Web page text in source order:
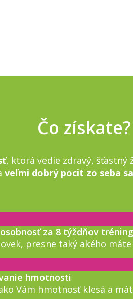
Čo získate?
, ktorá vedie zdravý, šťastný
veľmi dobrý pocit zo seba
za 8 týždňov
presne taký akého
hmotnosti
Vám hmotnosť klesá a